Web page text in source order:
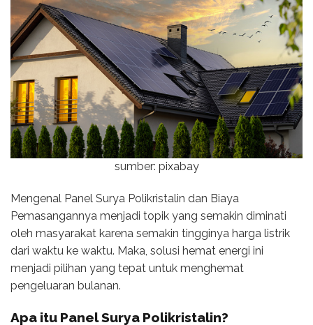
sumber: pixabay
Mengenal Panel Surya Polikristalin dan Biaya
Pemasangannya menjadi topik yang semakin diminati
oleh masyarakat karena semakin tingginya harga listrik
dari waktu ke waktu. Maka, solusi hemat energi ini
menjadi pilihan yang tepat untuk menghemat
pengeluaran bulanan.
Apa itu Panel Surya Polikristalin?